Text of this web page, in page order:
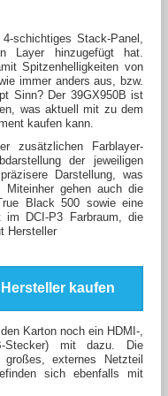
Stack-Panel,
Layer hinzugefügt hat.
Spitzenhelligkeiten von
immer anders aus, bzw.
Sinn? Der 39GX950B ist
was aktuell mit zu dem
kaufen kann.
zusätzlichen Farblayer-
der jeweiligen
Darstellung, was
Miteinher gehen auch die
Black 500 sowie eine
im DCI-P3 Farbraum, die
Hersteller
kaufen
Karton noch ein HDMI-,
Stecker) mit dazu. Die
externes Netzteil
sich ebenfalls mit